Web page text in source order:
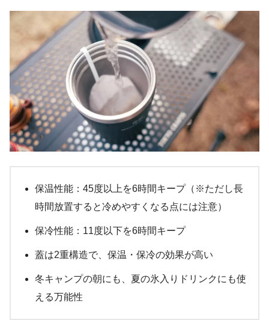
保温性能：45度以上を6時間キープ（※ただし長
時間放置すると冷めやすくなる点には注意）
保冷性能：11度以下を6時間キープ
蓋は2重構造で、保温・保冷の効果が高い
冬キャンプの朝にも、夏の氷入りドリンクにも使
える万能性